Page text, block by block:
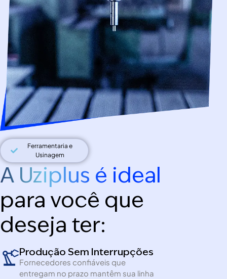
Ferramentaria e
Usinagem
A Uziplus é ideal
para você que
deseja ter:
Produção Sem Interrupções
Fornecedores confiáveis que
entregam no prazo mantêm sua linha